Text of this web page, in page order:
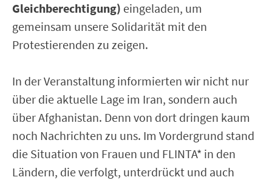
Gleichberechtigung) eingeladen, um
gemeinsam unsere Solidarität mit den
Protestierenden zu zeigen.
In der Veranstaltung informierten wir nicht nur
über die aktuelle Lage im Iran, sondern auch
über Afghanistan. Denn von dort dringen kaum
noch Nachrichten zu uns. Im Vordergrund stand
die Situation von Frauen und FLINTA* in den
Ländern, die verfolgt, unterdrückt und auch